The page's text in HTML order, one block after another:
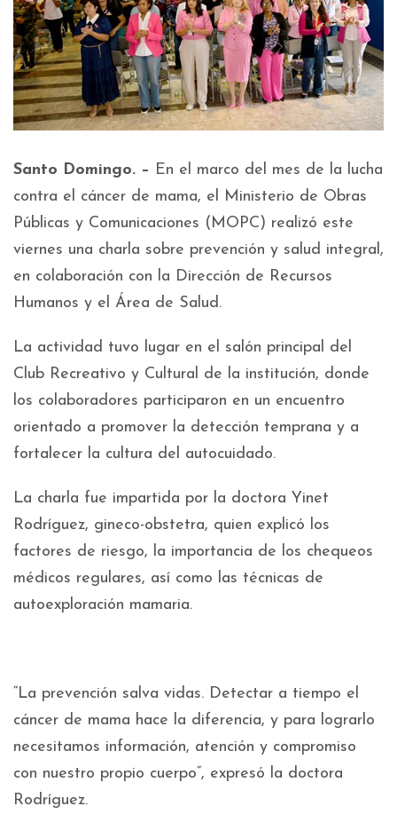
Santo Domingo. – En el marco del mes de la lucha
contra el cáncer de mama, el Ministerio de Obras
Públicas y Comunicaciones (MOPC) realizó este
viernes una charla sobre prevención y salud integral,
en colaboración con la Dirección de Recursos
Humanos y el Área de Salud.
La actividad tuvo lugar en el salón principal del
Club Recreativo y Cultural de la institución, donde
los colaboradores participaron en un encuentro
orientado a promover la detección temprana y a
fortalecer la cultura del autocuidado.
La charla fue impartida por la doctora Yinet
Rodríguez, gineco-obstetra, quien explicó los
factores de riesgo, la importancia de los chequeos
médicos regulares, así como las técnicas de
autoexploración mamaria.
“La prevención salva vidas. Detectar a tiempo el
cáncer de mama hace la diferencia, y para lograrlo
necesitamos información, atención y compromiso
con nuestro propio cuerpo”, expresó la doctora
Rodríguez.